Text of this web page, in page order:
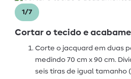
1/7
Cortar o tecido e
Corte o jacquard em duas
medindo 70 cm x 90 cm.
seis tiras de igual tamanho